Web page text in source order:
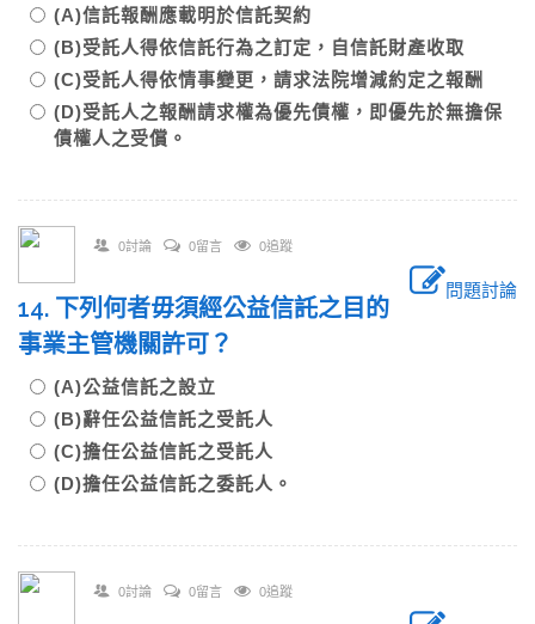
(A)信託報酬應載明於信託契約
(B)受託人得依信託行為之訂定，自信託財產收取
(C)受託人得依情事變更，請求法院增減約定之報酬
(D)受託人之報酬請求權為優先債權，即優先於無擔保
債權人之受償。
0討論 0留言 0追蹤
問題討論
14. 下列何者毋須經公益信託之目的
事業主管機關許可？
(A)公益信託之設立
(B)辭任公益信託之受託人
(C)擔任公益信託之受託人
(D)擔任公益信託之委託人。
0討論 0留言 0追蹤